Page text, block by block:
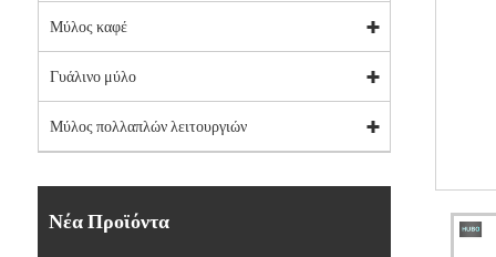
Μύλος καφέ
Γυάλινο μύλο
Μύλος πολλαπλών λειτουργιών
Νέα Προϊόντα